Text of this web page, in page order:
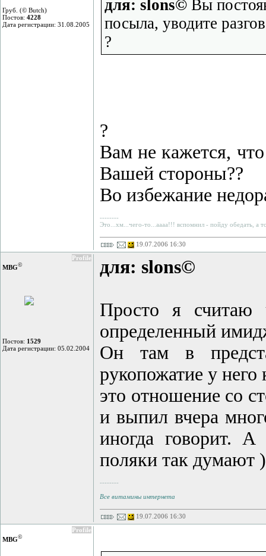
Груб. (© Butch)
Постов: 4228
Дата регистрации: 31.08.2005
для: slons© Вы
посыла, уводите
?
?
Вам не кажется,
Вашей стороны??
Во избежание
--------
Это...хм...чего-то...аааа!!! вспомнил - пойду обедать, а
19.07.2006 16:30
Profile
MBG©
Постов: 1529
Дата регистрации: 05.02.2004
для: slons©
Просто я считаю
определенный
Он там в
рукопожатие у
это отношение со
и выпил вчера
иногда говорит.
поляки так думают )
--------
Все витамины интернета
19.07.2006 16:30
Profile
MBG©